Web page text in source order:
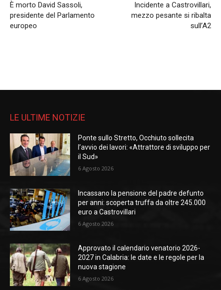
È morto David Sassoli,
presidente del Parlamento
europeo
Incidente a Castrovillari,
mezzo pesante si ribalta
sull’A2
LE ULTIME NOTIZIE
Ponte sullo Stretto, Occhiuto sollecita
l’avvio dei lavori: «Attrattore di sviluppo per
il Sud»
6 Agosto 2026
Incassano la pensione del padre defunto
per anni: scoperta truffa da oltre 245.000
euro a Castrovillari
6 Agosto 2026
Approvato il calendario venatorio 2026-
2027 in Calabria: le date e le regole per la
nuova stagione
6 Agosto 2026